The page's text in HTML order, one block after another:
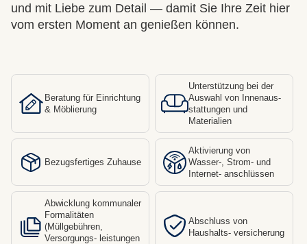
und mit Liebe zum Detail — damit Sie Ihre Zeit hier
vom ersten Moment an genießen können.
Beratung für Einrichtung
& Möblierung
Unterstützung bei der
Auswahl von Innenaus-
stattungen und
Materialien
Bezugsfertiges Zuhause
Aktivierung von
Wasser-, Strom- und
Internet- anschlüssen
Abwicklung kommunaler
Formalitäten
(Müllgebühren,
Versorgungs- leistungen
Abschluss von
Haushalts- versicherung